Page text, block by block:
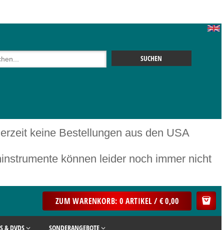
keine Bestellungen aus den USA
können leider noch immer nicht
ZUM WARENKORB: 0 ARTIKEL / € 0,00
& DVDS SONDERANGEBOTE